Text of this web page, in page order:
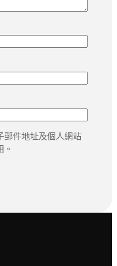
郵件地址及個人網站